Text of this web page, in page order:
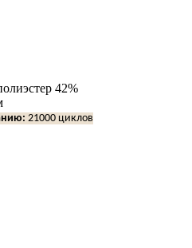
42%
21000 циклов